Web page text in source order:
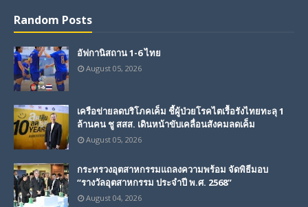
Random Posts
อัฟกานิสถาน 1-6 ไทย
August 05, 2026
เครือข่ายลดบริโภคเค็ม ชี้ผู้ป่วยโรคไตเรื้อรังไทยทะลุ 1
ล้านคน ชู สสส. เดินหน้าขับเคลื่อนสังคมลดเค็ม
August 05, 2026
กระทรวงอุตสาหกรรมแถลงความพร้อม จัดพิธีมอบ
“รางวัลอุตสาหกรรม ประจำปี พ.ศ. 2568”
August 04, 2026